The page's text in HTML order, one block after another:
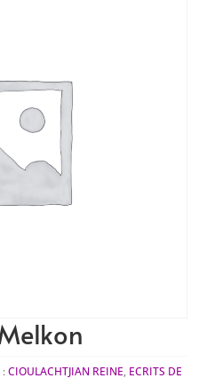
:CIOULACHTJIAN REINE, ECRITS DE